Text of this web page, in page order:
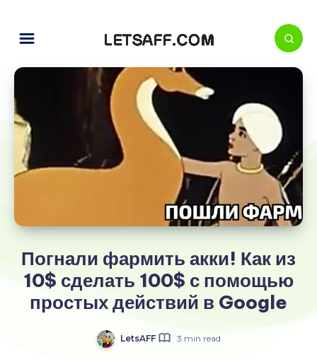
Погнали фармить акки! Как из
10$ сделать 100$ с помощью
простых действий в Google
LetsAFF 3 min read